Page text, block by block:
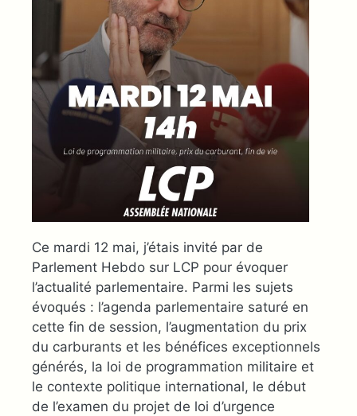
Ce mardi 12 mai, j’étais invité par de
Parlement Hebdo sur LCP pour évoquer
l’actualité parlementaire. Parmi les sujets
évoqués : l’agenda parlementaire saturé en
cette fin de session, l’augmentation du prix
du carburants et les bénéfices exceptionnels
générés, la loi de programmation militaire et
le contexte politique international, le début
de l’examen du projet de loi d’urgence